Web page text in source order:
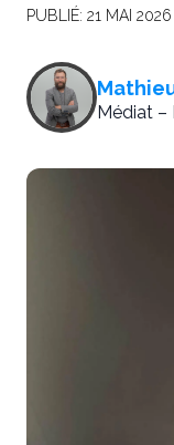
PUBLIÉ: 21 MAI 2026
Médiat –